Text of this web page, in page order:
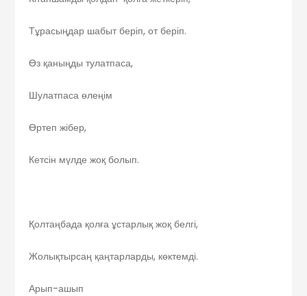
Тұрасыңдар шабыт беріп, от беріп.
Өз қаныңды тулатпаса,
Шулатпаса өлеңім
Өртеп жібер,
Кетсін мүлде жоқ болып.
Қолтаңбада қолға ұстарлық жоқ белгі,
Жолықтырсаң қаңтарларды, көктемді.
Арып-ашып